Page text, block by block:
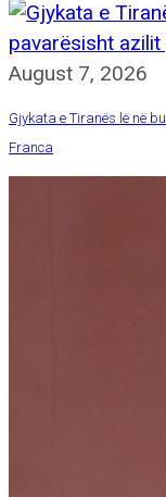
August 7, 2026
Gjykata e Tiranës lë në
Franca